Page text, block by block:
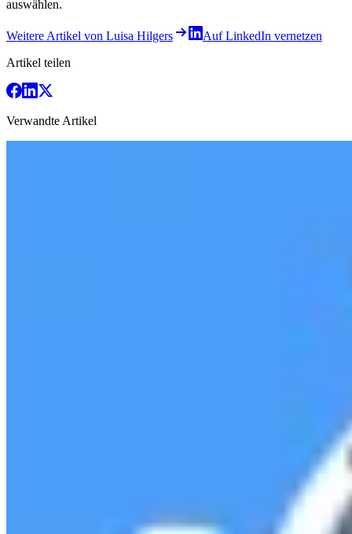
auswählen.
Weitere Artikel von Luisa Hilgers
Auf LinkedIn vernetzen
Artikel teilen
Verwandte Artikel